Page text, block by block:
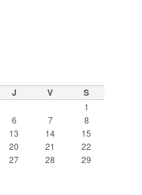
J V S
1
6 7
8
13 14
15
20 21
22
27 28
29